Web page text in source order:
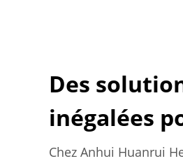
Des
inégalées
Chez Anhui Huanrui